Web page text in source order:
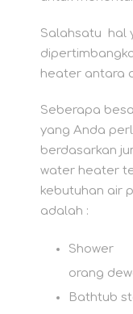
Salahsatu hal
heater antara
Seberapa
yang Anda
berdasarkan
water heater
kebutuhan air
adalah :
orang
Bathtub